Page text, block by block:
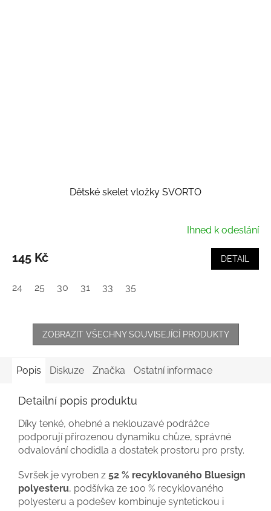
Dětské skelet vložky SVORTO
Ihned k odeslání
145 Kč DETAIL
24 25 30 31 33 35
ZOBRAZIT VŠECHNY SOUVISEJÍCÍ PRODUKTY
Popis Diskuze Značka Ostatní informace
Detailní popis produktu
Díky tenké, ohebné a neklouzavé podrážce
podporují přirozenou dynamiku chůze, správné
odvalování chodidla a dostatek prostoru pro prsty.
Svršek je vyroben z 52 % recyklovaného Bluesign
polyesteru, podšívka ze 100 % recyklovaného
polyesteru a podešev kombinuje syntetickou i